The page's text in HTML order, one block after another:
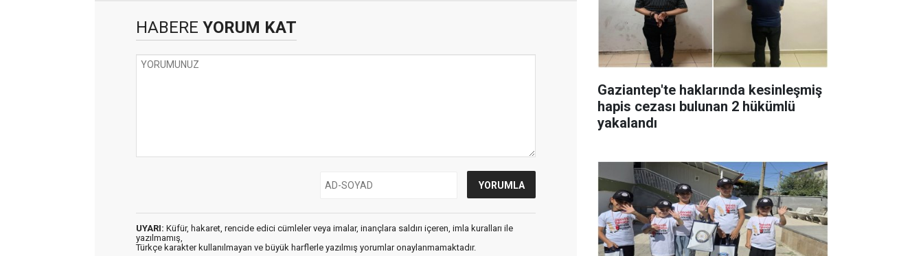
HABERE YORUM KAT
UYARI: Küfür, hakaret, rencide edici cümleler veya imalar, inançlara saldırı içeren, imla kuralları ile
yazılmamış,
Türkçe karakter kullanılmayan ve büyük harflerle yazılmış yorumlar onaylanmamaktadır.
Gaziantep'te haklarında kesinleşmiş
hapis cezası bulunan 2 hükümlü
yakalandı